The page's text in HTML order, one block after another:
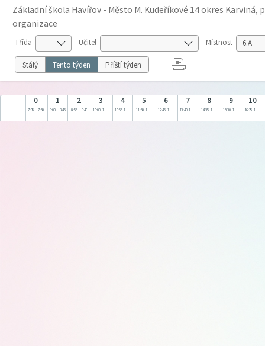
Základní škola Havířov - Město M. Kudeříkové 14 okres Karviná,
organizace
Třída Učitel Místnost
Stálý Tento týden Příští týden
0
7:05 7:50
1
8:00 8:45
2
8:55 9:40
3
10:00 10:45
4
10:55 11:40
5
11:50 12:35
6
12:45 13:30
7
13:40 14:25
8
14:35 15:20
9
15:30 16:15
10
16:25 17:10